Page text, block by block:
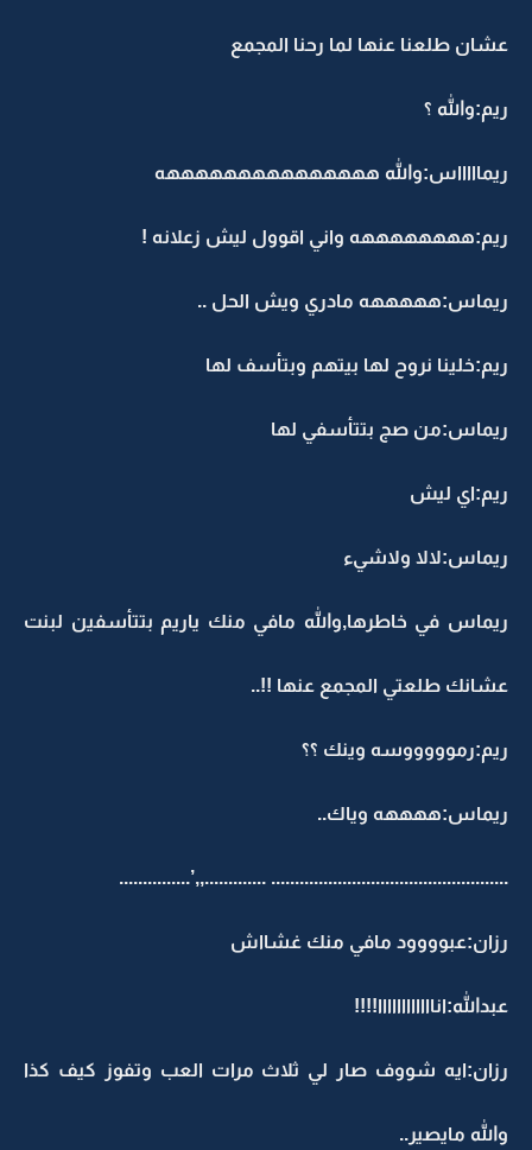
عشان طلعنا عنها لما رحنا المجمع
ريم:والله ؟
ريماااااس:والله هههههههههههههههه
ريم:ههههههههه واني اقوول ليش زعلانه !
ريماس:هههههه مادري ويش الحل ..
ريم:خلينا نروح لها بيتهم وبتأسف لها
ريماس:من صج بتتأسفي لها
ريم:اي ليش
ريماس:لالا ولاشيء
ريماس في خاطرها,والله مافي منك ياريم بتتأسفين لبنت
عشانك طلعتي المجمع عنها !!..
ريم:رموووووسه وينك ؟؟
ريماس:ههههه وياك..
.................................................. .............,,’...............
رزان:عبوووود مافي منك غشااش
عبدالله:اناااااااااااا!!!!
رزان:ايه شووف صار لي ثلاث مرات العب وتفوز كيف كذا
والله مايصير..